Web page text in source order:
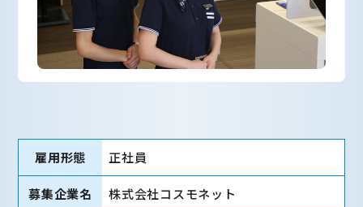
雇用形態 正社員
募集企業名 株式会社コスモネット